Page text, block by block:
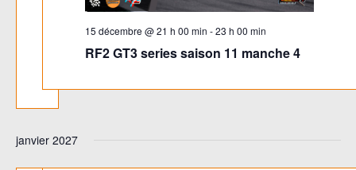
RF2 GT3 series saison 11 manche 4
15 décembre @ 21 h 00 min -23 h 00 min
janvier 2027